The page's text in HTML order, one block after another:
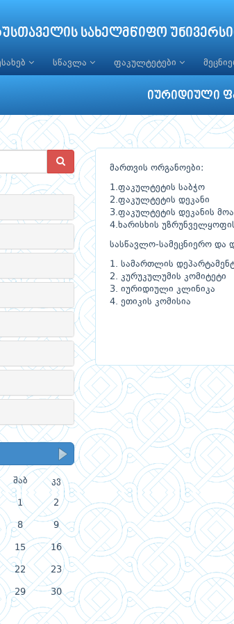
სახელმწიფო
სწავლა ფაკულტეტები
იურიდიული
შაბ კვ
1 2
8 9
15 16
22 23
29 30
მართვის ორგანოები:
1.ფაკულტეტის საბჭო
2.ფაკულტეტის დეკანი
3.ფაკულტეტის დეკანის
4.ხარისხის
სასწავლო-სამეცნიერო და
1. სამართლის
2. კურუკულუმის კომიტეტი
3. იურიდიული კლინიკა
4. ეთიკის კომისია